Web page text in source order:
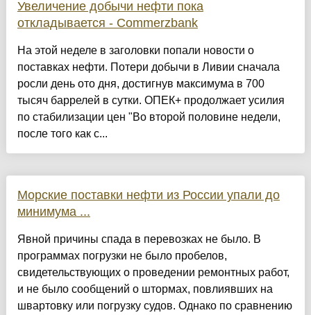
Увеличение добычи нефти пока
откладывается - Commerzbank
На этой неделе в заголовки попали новости о
поставках нефти. Потери добычи в Ливии сначала
росли день ото дня, достигнув максимума в 700
тысяч баррелей в сутки. ОПЕК+ продолжает усилия
по стабилизации цен "Во второй половине недели,
после того как с...
Морские поставки нефти из России упали до
минимума ...
Явной причины спада в перевозках не было. В
программах погрузки не было пробелов,
свидетельствующих о проведении ремонтных работ,
и не было сообщений о штормах, повлиявших на
швартовку или погрузку судов. Однако по сравнению